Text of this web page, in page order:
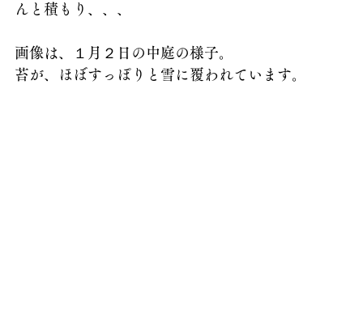
んと積もり、、、
画像は、１月２日の中庭の様子。
苔が、ほぼすっぽりと雪に覆われています。